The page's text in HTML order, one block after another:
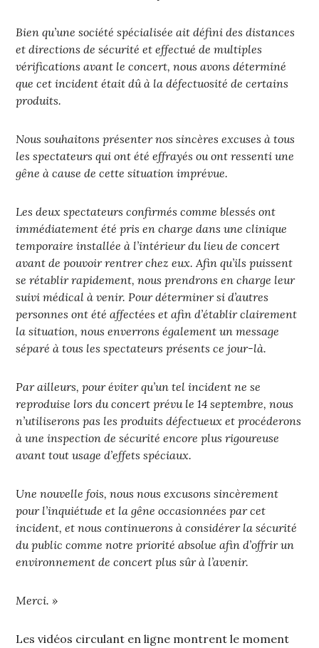
Bien qu’une société spécialisée ait défini des distances
et directions de sécurité et effectué de multiples
vérifications avant le concert, nous avons déterminé
que cet incident était dû à la défectuosité de certains
produits.
Nous souhaitons présenter nos sincères excuses à tous
les spectateurs qui ont été effrayés ou ont ressenti une
gêne à cause de cette situation imprévue.
Les deux spectateurs confirmés comme blessés ont
immédiatement été pris en charge dans une clinique
temporaire installée à l’intérieur du lieu de concert
avant de pouvoir rentrer chez eux. Afin qu’ils puissent
se rétablir rapidement, nous prendrons en charge leur
suivi médical à venir. Pour déterminer si d’autres
personnes ont été affectées et afin d’établir clairement
la situation, nous enverrons également un message
séparé à tous les spectateurs présents ce jour-là.
Par ailleurs, pour éviter qu’un tel incident ne se
reproduise lors du concert prévu le 14 septembre, nous
n’utiliserons pas les produits défectueux et procéderons
à une inspection de sécurité encore plus rigoureuse
avant tout usage d’effets spéciaux.
Une nouvelle fois, nous nous excusons sincèrement
pour l’inquiétude et la gêne occasionnées par cet
incident, et nous continuerons à considérer la sécurité
du public comme notre priorité absolue afin d’offrir un
environnement de concert plus sûr à l’avenir.
Merci. »
Les vidéos circulant en ligne montrent le moment